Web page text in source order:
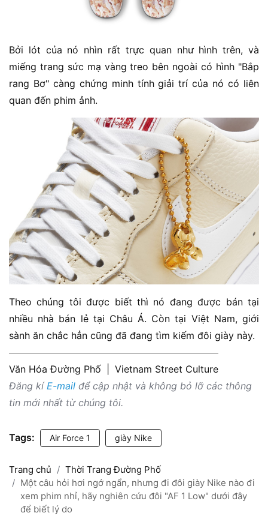
Bởi lót của nó nhìn rất trực quan như hình trên, và
miếng trang sức mạ vàng treo bên ngoài có hình "Bắp
rang Bơ" càng chứng minh tính giải trí của nó có liên
quan đến phim ảnh.
Theo chúng tôi được biết thì nó đang được bán tại
nhiều nhà bán lẻ tại Châu Á. Còn tại Việt Nam, giới
sành ăn chắc hẳn cũng đã đang tìm kiếm đôi giày này.
Văn Hóa Đường Phố
Vietnam Street Culture
Đăng kíE-mail để cập nhật và không bỏ lỡ các thông
tin mới nhất từ chúng tôi.
Tags: Air Force 1 giày Nike
Trang chủ
Thời Trang Đường Phố
Một câu hỏi hơi ngớ ngẩn, nhưng đi đôi giày Nike nào đi
xem phim nhỉ, hãy nghiên cứu đôi "AF 1 Low" dưới đây
để biết lý do